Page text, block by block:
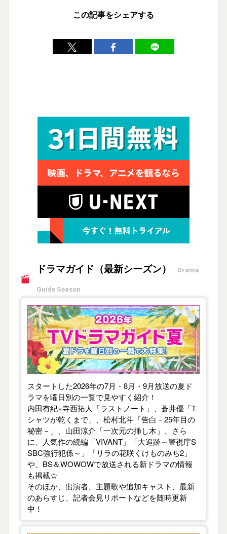
この記事をシェアする
ドラマガイド（最新シーズン） Drama
Guide Season
【2026年夏】TVドラマガイド
スタートした2026年の7月・8月・9月放送の夏ド
ラマを曜日別の一覧で見やすく紹介！
内田有紀×寺西拓人「ラストノート」、蒼井優「T
シャツが乾くまで」、松村北斗「告白－25年目の
秘密－」、山田涼介「一次元の挿し木」、さら
に、人気作の続編「VIVANT」「大追跡～警視庁S
SBC強行犯係～」「リラの花咲くけものみち2」
や、BS＆WOWOWで放送される新ドラマの情報
も掲載☆
そのほか、出演者、主題歌や追加キャスト、最新
のあらすじ、記者会見リポートなどを随時更新
中！